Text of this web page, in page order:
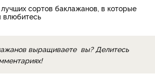
лучших сортов баклажанов, в которые
влюбитесь
выращиваете вы? Делитесь